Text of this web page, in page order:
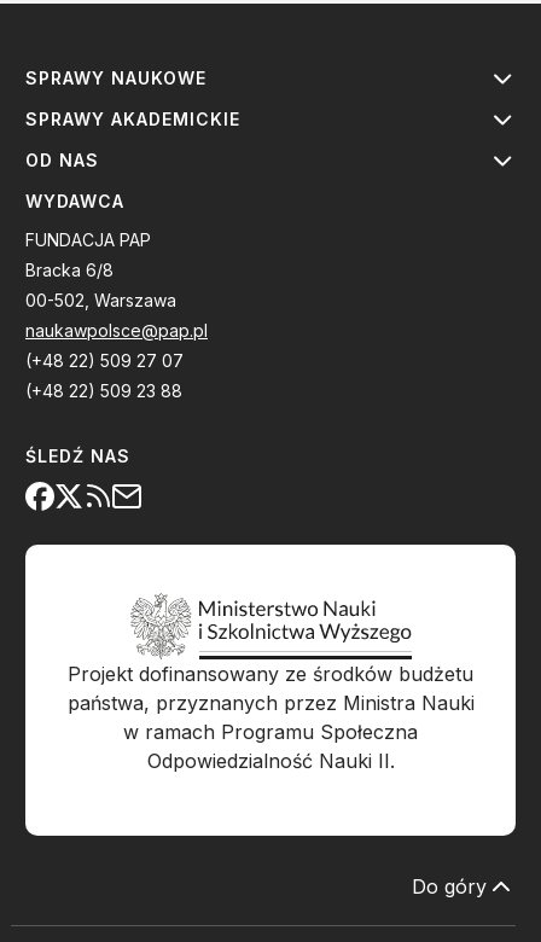
SPRAWY NAUKOWE
SPRAWY AKADEMICKIE
OD NAS
WYDAWCA
FUNDACJA PAP
Bracka 6/8
00-502, Warszawa
naukawpolsce@pap.pl
(+48 22) 509 27 07
(+48 22) 509 23 88
ŚLEDŹ NAS
Projekt dofinansowany ze środków budżetu
państwa, przyznanych przez Ministra Nauki
w ramach Programu Społeczna
Odpowiedzialność Nauki II.
Do góry